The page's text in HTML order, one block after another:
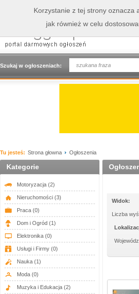
Szukaj w ogłoszeniach:
Tu jesteś: Strona głowna Ogłoszenia
Kategorie
Motoryzacja (2)
Nieruchomości (3)
Praca (0)
Dom i Ogród (1)
Elektronika (0)
Usługi i Firmy (0)
Nauka (1)
Moda (0)
Muzyka i Edukacja (2)
Widok:
Liczba
Korzystanie z tej strony oznacza
jak również w celu